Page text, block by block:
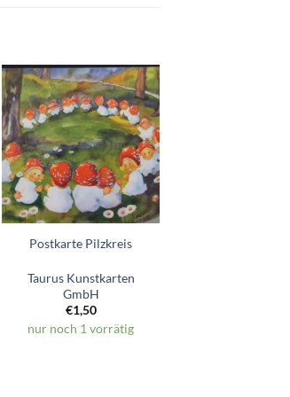
Zum
Wunschzettel
hinzufügen
Postkarte Pilzkreis
Taurus Kunstkarten
GmbH
€1,50
nur noch 1 vorrätig